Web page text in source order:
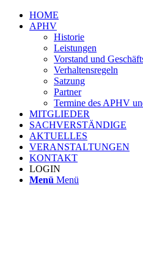
HOME
APHV
Historie
Leistungen
Vorstand und
Verhaltensregeln
Satzung
Partner
Termine des APHV
MITGLIEDER
SACHVERSTÄNDIGE
AKTUELLES
VERANSTALTUNGEN
KONTAKT
LOGIN
Menü Menü